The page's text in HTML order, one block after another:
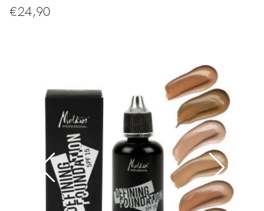
€24,90